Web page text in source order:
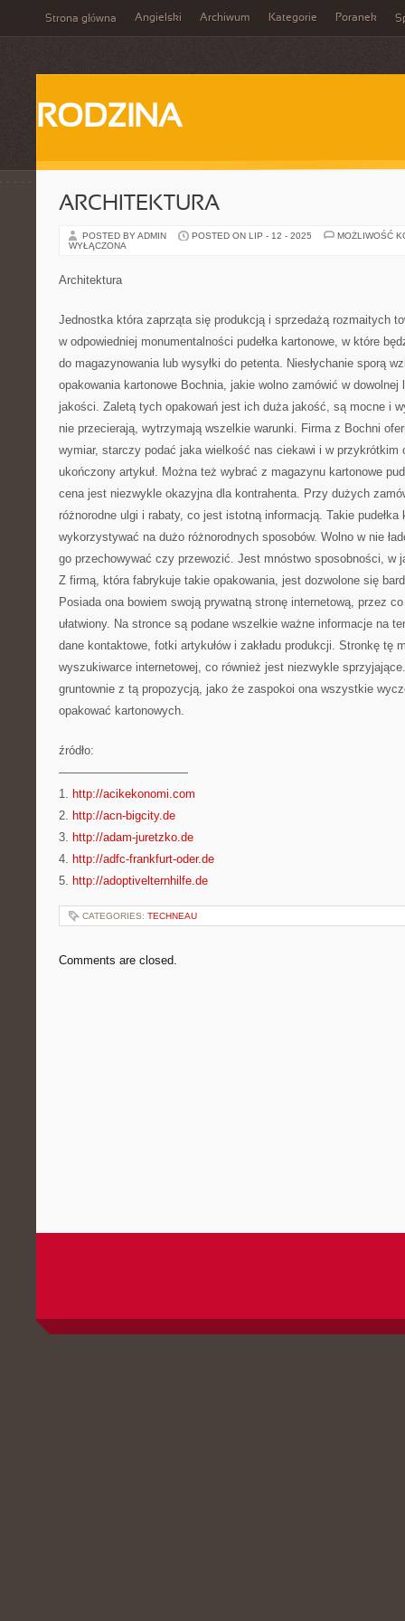
Strona główna Angielski Archiwum Kategorie Poranek
RODZINA
ARCHITEKTURA
POSTED BY ADMIN POSTED ON LIP - 12 - 2025
MOŻLIWOŚĆ
WYŁĄCZONA
Architektura
Jednostka która zaprząta się produkcją i sprzedażą rozmaitych
w odpowiedniej monumentalności pudełka kartonowe, w które
do magazynowania lub wysyłki do petenta. Niesłychanie sporą
opakowania kartonowe Bochnia, jakie wolno zamówić w
jakości. Zaletą tych opakowań jest ich duża jakość, są mocne i
nie przecierają, wytrzymają wszelkie warunki. Firma z Bochni
wymiar, starczy podać jaka wielkość nas ciekawi i w przykrótkim
ukończony artykuł. Można też wybrać z magazynu kartonowe
cena jest niezwykle okazyjna dla kontrahenta. Przy dużych
różnorodne ulgi i rabaty, co jest istotną informacją. Takie pudełka
wykorzystywać na dużo różnorodnych sposobów. Wolno w nie
go przechowywać czy przewozić. Jest mnóstwo sposobności, w
Z firmą, która fabrykuje takie opakowania, jest dozwolone się
Posiada ona bowiem swoją prywatną stronę internetową, przez
ułatwiony. Na stronce są podane wszelkie ważne informacje na
dane kontaktowe, fotki artykułów i zakładu produkcji. Stronkę tę
wyszukiwarce internetowej, co również jest niezwykle
gruntownie z tą propozycją, jako że zaspokoi ona wszystkie
opakować kartonowych.
źródło:
———————————
1. http://acikekonomi.com
2. http://acn-bigcity.de
3. http://adam-juretzko.de
4. http://adfc-frankfurt-oder.de
5. http://adoptivelternhilfe.de
CATEGORIES: TECHNEAU
Comments are closed.